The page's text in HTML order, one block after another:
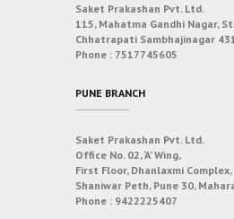
Saket Prakashan Pvt. Ltd.
115, Mahatma Gandhi Nagar,
Chhatrapati Sambhajinagar
Phone : 7517745605
PUNE BRANCH
Saket Prakashan Pvt. Ltd.
Office No. 02, ‘A’ Wing,
First Floor, Dhanlaxmi
Shaniwar Peth, Pune 30,
Phone : 9422225407